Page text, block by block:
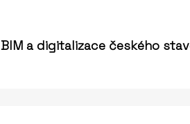
BIM a digitalizace českého